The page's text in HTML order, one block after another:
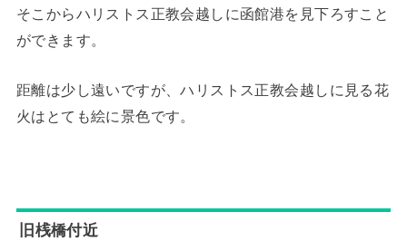
そこからハリストス正教会越しに函館港を見下ろすこと
ができます。
距離は少し遠いですが、ハリストス正教会越しに見る花
火はとても絵に景色です。
旧桟橋付近